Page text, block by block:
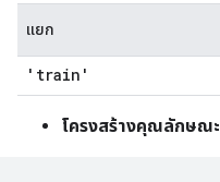
แยก
'train'
โครงสร้างคุณลักษณะ